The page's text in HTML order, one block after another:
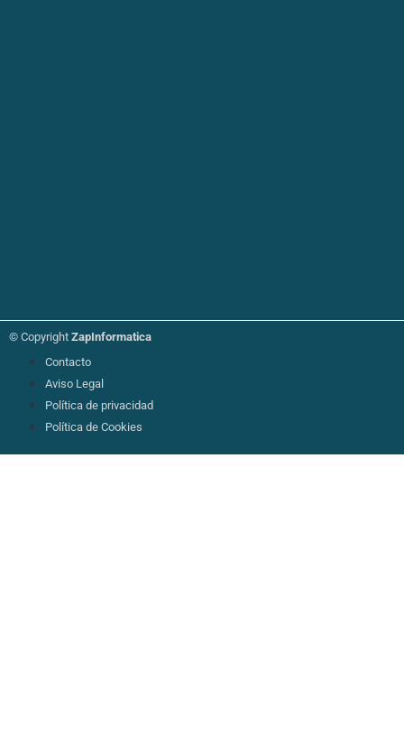
© Copyright ZapInformatica
Contacto
Aviso Legal
Política de privacidad
Política de Cookies